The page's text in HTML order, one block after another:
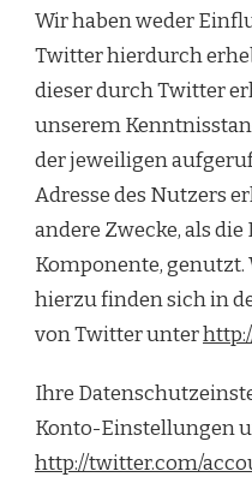
Wir haben weder
Twitter hierdurch
dieser durch Twitter
unserem
der jeweiligen
Adresse des Nutzers
andere Zwecke, als
Komponente,
hierzu finden sich in
von Twitter unter
Ihre
Konto-Einstellungen
http://twitter.com/